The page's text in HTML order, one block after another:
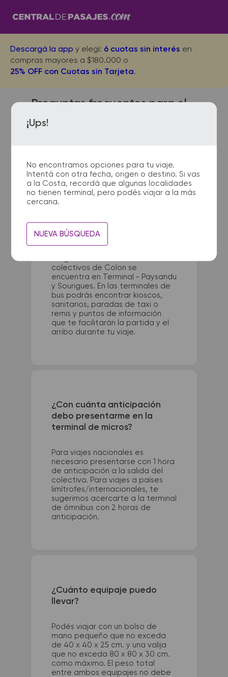
Descargá la app y elegí: 6 cuotas sin interés en
compras mayores a $180.000 o
25% OFF con Cuotas sin Tarjeta.
¡Ups!
No encontramos opciones para tu viaje.
Intentá con otra fecha, origen o destino. Si vas
a la Costa, recordá que algunas localidades
no tienen terminal, pero podés viajar a la más
cercana.
NUEVA BÚSQUEDA
Preguntas frecuentes para el
viaje desde Montevideo a
Colon
¿Dónde quedan las
terminales de micro de
Montevideo a Colon?
La terminal de ómnibus de
colectivos de Colon se
encuentra en Terminal - Paysandu
y Sourigues. En las terminales de
bus podrás encontrar kioscos,
sanitarios, paradas de taxi o
remis y puntos de información
que te facilitarán la partida y el
arribo durante tu viaje.
¿Con cuánta anticipación
debo presentarme en la
terminal de micros?
Para viajes nacionales es
necesario presentarse con 1 hora
de anticipación a la salida del
colectivo. Para viajes a países
limítrofes/internacionales, te
sugerimos acercarte a la terminal
de ómnibus con 2 horas de
anticipación.
¿Cuánto equipaje puedo
llevar?
Podés viajar con un bolso de
mano pequeño que no exceda
de 40 x 40 x 25 cm. y una valija
que no exceda 80 x 80 x 30 cm.
como máximo. El peso total
entre ambos equipajes no debe